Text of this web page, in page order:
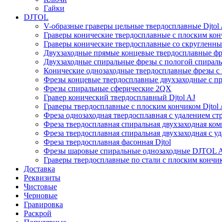
Гайки
DJTOL
V-образные граверы цельные твердосплавные
Граверы конические твердосплавные с плоским
Граверы конические твердосплавные со
Двухзаходные прямые концевые твердосплавные
Двухзаходные спиральные фрезы с пологой
Конические однозаходные твердосплавные
Фрезы концевые твердосплавные двухзаходные с
Фрезы спиральные сферические 2QX
Гравер конический твердосплавный Djtol AJ
Граверы твердосплавные с плоским кончиком Djtol
Фреза однозаходная твердосплавная с удалением
Фреза твердосплавная спиральная двухзаходная
Фреза твердосплавная спиральная двухзаходная
Фреза твердосплавная фасонная Djtol
Фрезы шаровые спиральные однозаходные DJTOL
Граверы твердосплавные по стали с плоским
Доставка
Реквизиты
Чистовые
Черновые
Гравировка
Раскрой